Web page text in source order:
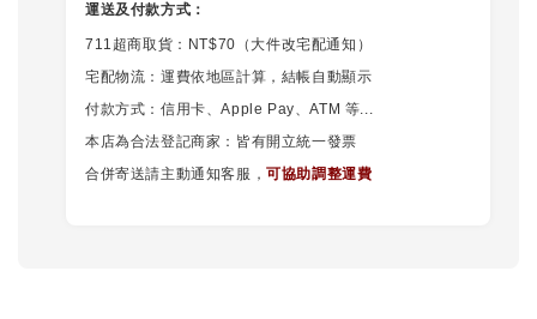
運送及付款方式：
711超商取貨：NT$70（大件改宅配通知）
宅配物流：運費依地區計算，結帳自動顯示
付款方式：信用卡、Apple Pay、ATM 等...
本店為合法登記商家：皆有開立統一發票
合併寄送請主動通知客服，可協助調整運費